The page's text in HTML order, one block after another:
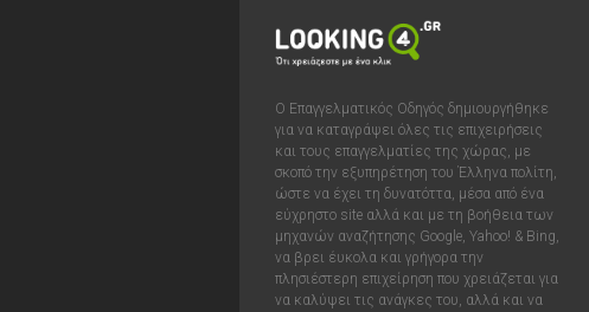
Ο Επαγγελματικός Οδηγός δημιουργήθηκε
για να καταγράψει όλες τις επιχειρήσεις
και τους επαγγελματίες της χώρας, με
σκοπό την εξυπηρέτηση του Έλληνα πολίτη,
ώστε να έχει τη δυνατόττα, μέσα από ένα
εύχρηστο site αλλά και με τη βοήθεια των
μηχανών αναζήτησης Google, Yahoo! & Bing,
να βρει έυκολα και γρήγορα την
πλησιέστερη επιχείρηση που χρειάζεται για
να καλύψει τις ανάγκες του, αλλά και να